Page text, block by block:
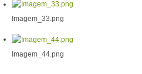
Imagem_33.png
Imagem_44.png